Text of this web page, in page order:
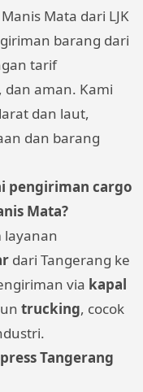
Mata dari LJK
barang dari
tarif
aman. Kami
dan laut,
dan barang
pengiriman cargo
Mata?
layanan
dari Tangerang ke
via kapal
trucking, cocok
Tangerang